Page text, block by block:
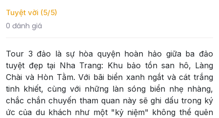
Tuyệt vời (5/5)
0 đánh giá
Tour 3 đảo là sự hòa quyện hoàn hảo giữa ba đảo
tuyệt đẹp tại Nha Trang: Khu bảo tồn san hô, Làng
Chài và Hòn Tằm. Với bãi biển xanh ngắt và cát trắng
tinh khiết, cùng với những làn sóng biển nhẹ nhàng,
chắc chắn chuyến tham quan này sẽ ghi dấu trong ký
ức của du khách như một "kỷ niệm" không thể quên